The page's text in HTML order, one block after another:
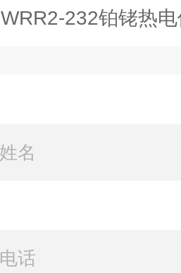
WRR2-232铂铑热